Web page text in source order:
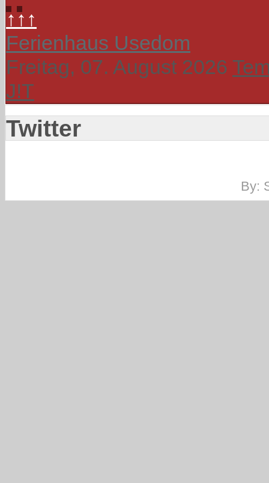
↑↑↑
Ferienhaus Usedom
Freitag, 07. August 2026
J!T
Twitter
By: